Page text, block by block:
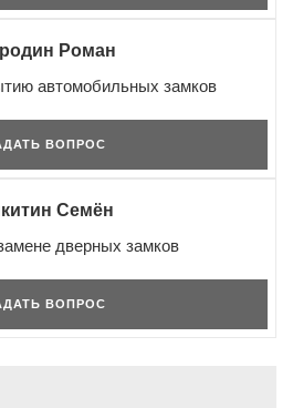
Роман
автомобильных замков
ВОПРОС
Семён
дверных замков
ВОПРОС